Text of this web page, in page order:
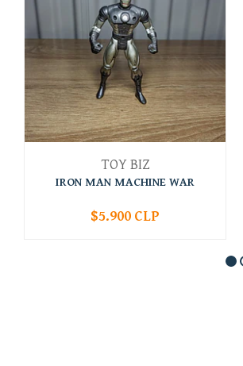
TOY BIZ
IRON MAN MACHINE WAR
+
$5.900 CLP